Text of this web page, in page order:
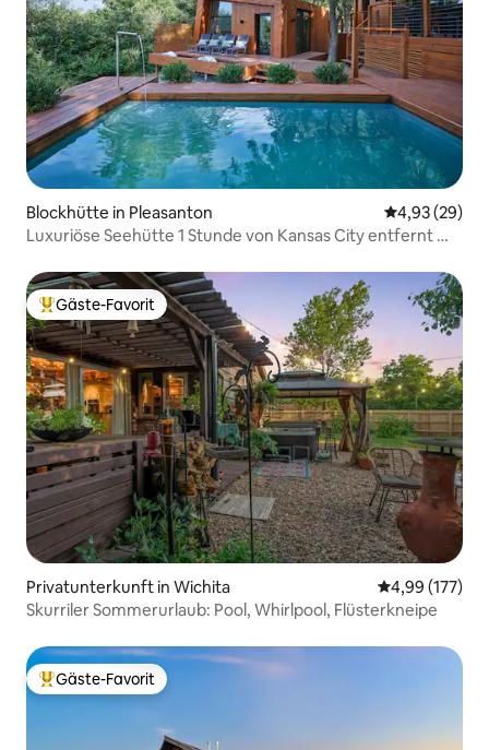
Blockhütte in Pleasanton
4,93 (29)
Luxuriöse Seehütte 1 Stunde von Kansas City entfernt mit
Beliebter Gäste-Favorit.
Gäste-Favorit
Privatunterkunft in Wichita
4,99 (177)
Skurriler Sommerurlaub: Pool, Whirlpool, Flüsterkneipe
Beliebter Gäste-Favorit.
Gäste-Favorit